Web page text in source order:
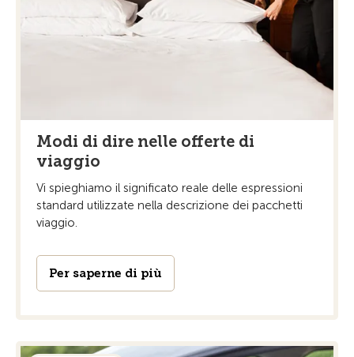
Modi di dire nelle offerte di
viaggio
Vi spieghiamo il significato reale delle espressioni
standard utilizzate nella descrizione dei pacchetti
viaggio.
Per saperne di più